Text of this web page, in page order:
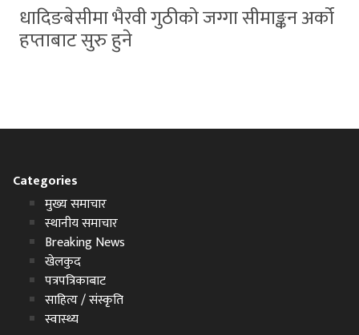
धादिङबेसीमा भैरवी गुठीको जग्गा सीमाङ्कन अर्को
हप्ताबाट सुरु हुने
Categories
मुख्य समाचार
स्थानीय समाचार
Breaking News
खेलकुद
पत्रपत्रिकाबाट
साहित्य / संस्कृति
स्वास्थ्य